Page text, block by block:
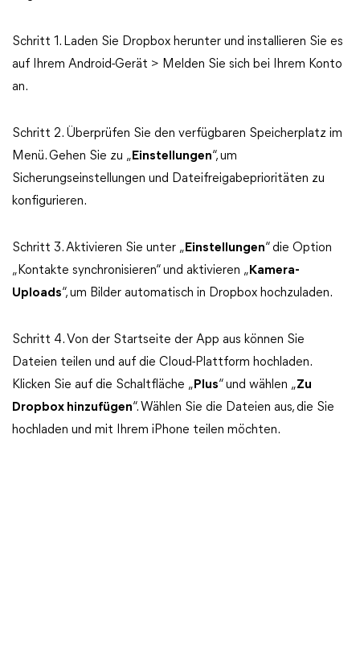
Schritt 1. Laden Sie Dropbox herunter und installieren Sie es
auf Ihrem Android-Gerät > Melden Sie sich bei Ihrem Konto
an.
Schritt 2. Überprüfen Sie den verfügbaren Speicherplatz im
Menü. Gehen Sie zu „ Einstellungen“, um
Sicherungseinstellungen und Dateifreigabeprioritäten zu
konfigurieren.
Schritt 3. Aktivieren Sie unter „ Einstellungen“ die Option
„Kontakte synchronisieren“ und aktivieren „ Kamera-
Uploads“, um Bilder automatisch in Dropbox hochzuladen.
Schritt 4. Von der Startseite der App aus können Sie
Dateien teilen und auf die Cloud-Plattform hochladen.
Klicken Sie auf die Schaltfläche „ Plus“ und wählen „Zu
Dropbox hinzufügen“. Wählen Sie die Dateien aus, die Sie
hochladen und mit Ihrem iPhone teilen möchten.